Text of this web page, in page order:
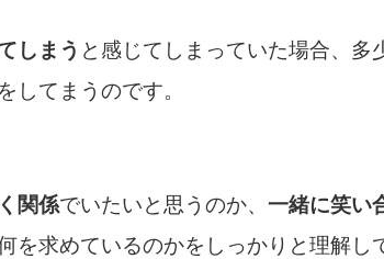
しまう と感じてしまっていた場合、多
してまうのです。
関係でいたいと思うのか、 一緒に笑い
求めているのかをしっかりと理解し